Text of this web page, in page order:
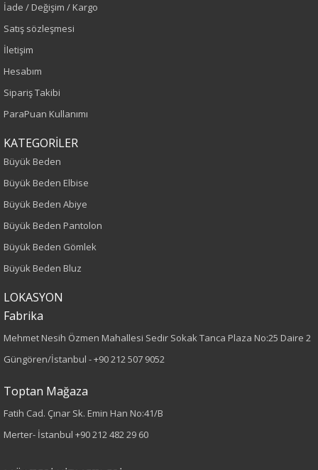
Haki
İlkbahar-Yaz
Yaş Grubu
Yetişkin
Büyük Beden
120
Kumaş Tipi
Dokuma
Düz
Kumaş
%13 Polyester
İade / Değişim / Kargo
Satış sözleşmesi
İletişim
Hesabım
Sipariş Takibi
ParaPuan Kullanımı
KATEGORİLER
Büyük Beden
Büyük Beden Elbise
Büyük Beden Abiye
Büyük Beden Pantolon
Büyük Beden Gömlek
Büyük Beden Bluz
LOKASYON
Fabrika
Mehmet Nesih Özmen Mahallesi Sedir Sokak Tanca Plaza No:25 Daire 2
Güngören/İstanbul -+90 212 507 9052
Toptan Mağaza
Fatih Cad. Çınar Sk. Emin Han No:41/B
Merter- İstanbul +90 212 482 29 60